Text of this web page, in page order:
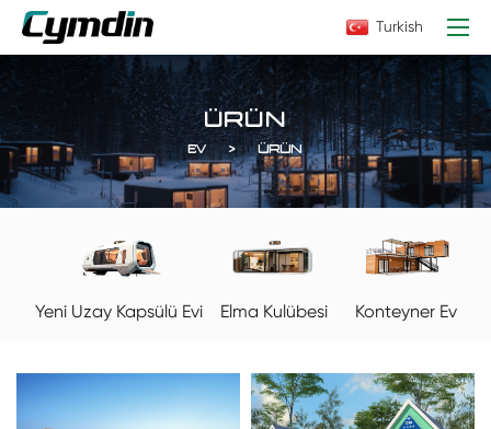
Turkish
ÜRÜN
EV ÜRÜN
Yeni Uzay Kapsülü Evi Elma Kulübesi Konteyner Ev